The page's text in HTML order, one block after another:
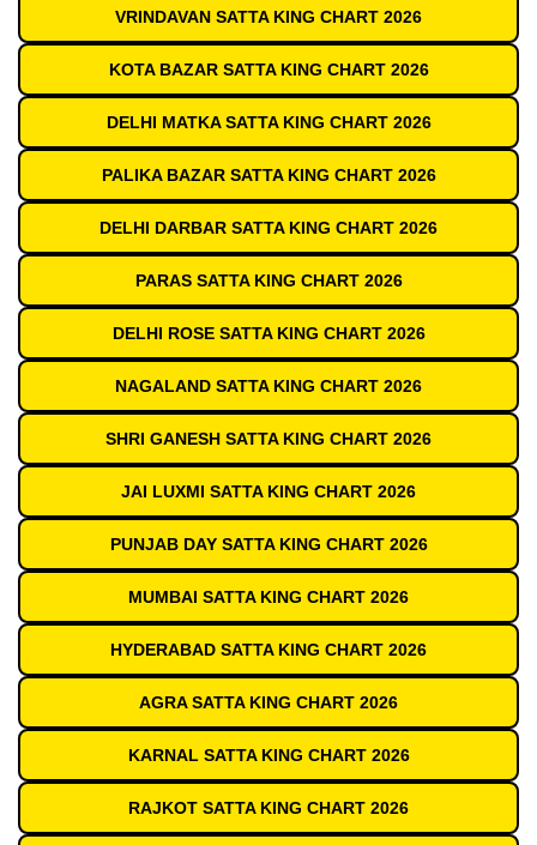
VRINDAVAN SATTA KING CHART 2026
KOTA BAZAR SATTA KING CHART 2026
DELHI MATKA SATTA KING CHART 2026
PALIKA BAZAR SATTA KING CHART 2026
DELHI DARBAR SATTA KING CHART 2026
PARAS SATTA KING CHART 2026
DELHI ROSE SATTA KING CHART 2026
NAGALAND SATTA KING CHART 2026
SHRI GANESH SATTA KING CHART 2026
JAI LUXMI SATTA KING CHART 2026
PUNJAB DAY SATTA KING CHART 2026
MUMBAI SATTA KING CHART 2026
HYDERABAD SATTA KING CHART 2026
AGRA SATTA KING CHART 2026
KARNAL SATTA KING CHART 2026
RAJKOT SATTA KING CHART 2026